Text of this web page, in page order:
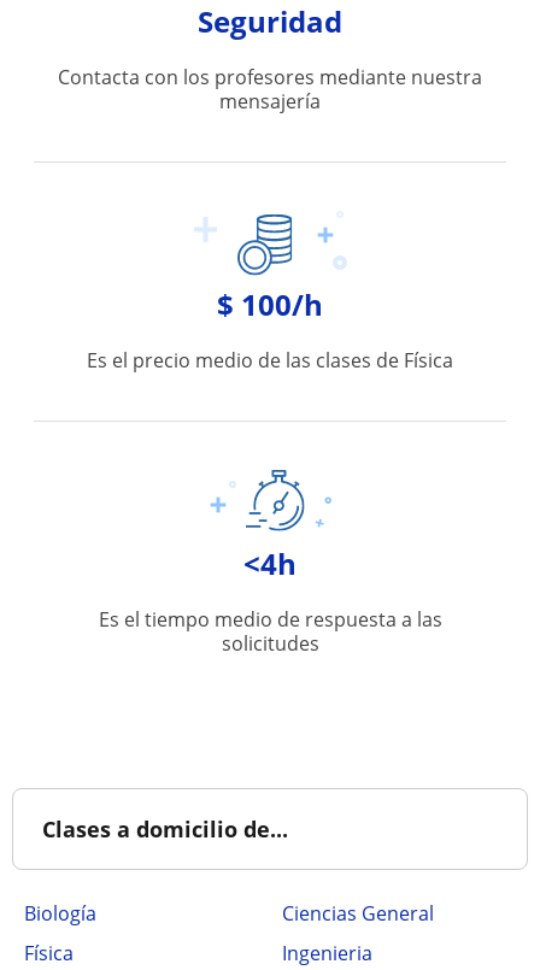
Seguridad
Contacta con los profesores mediante nuestra
mensajería
$ 100/h
Es el precio medio de las clases de Física
<4h
Es el tiempo medio de respuesta a las
solicitudes
Clases a domicilio de...
Biología
Ciencias General
Física
Ingenieria